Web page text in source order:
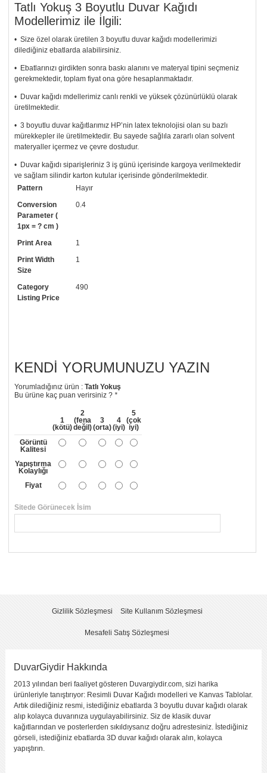
Tatlı Yokuş 3 Boyutlu Duvar Kağıdı
Modellerimiz ile İlgili:
• Size özel olarak üretilen 3 boyutlu duvar kağıdı modellerimizi
dilediğiniz ebatlarda alabilirsiniz.
• Ebatlarınızı girdikten sonra baskı alanını ve materyal tipini seçmeniz
gerekmektedir, toplam fiyat ona göre hesaplanmaktadır.
• Duvar kağıdı mdellerimiz canlı renkli ve yüksek çözünürlüklü olarak
üretilmektedir.
• 3 boyutlu duvar kağıtlarımız HP’nin latex teknolojisi olan su bazlı
mürekkepler ile üretilmektedir. Bu sayede sağlıla zararlı olan solvent
materyaller içermez ve çevre dostudur.
• Duvar kağıdı siparişleriniz 3 iş günü içerisinde kargoya verilmektedir
ve sağlam silindir karton kutular içerisinde gönderilmektedir.
• Tutkalınız, siparişiniz ile birlikte ücretsiz olarak gönderilecektir.
Uygulaması standart duvar kağıdı ile aynıdır. Siparişiniz ile birlikte
uygulama kılavuzu da gönderilecektir.
arayıp talebinizi iletebilirsiniz.
• Görselde düzenleme yaptırmak istiyorsanız yine bize telefon
numaramızdan ulaşabilirsiniz.
Pattern
Hayır
Conversion
Parameter (
1px = ? cm )
0.4
Print Area
1
Print Width
Size
1
Category
Listing Price
490
KENDI YORUMUNUZU YAZIN
Yorumladığınız ürün :Tatlı Yokuş
Bu ürüne kaç puan verirsiniz ?*
1
(kötü)
2
(fena
değil)
3
(orta)
4
(iyi)
5
(çok
iyi)
Görüntü
Kalitesi
Yapıştırma
Kolaylığı
Fiyat
Sitede Görünecek İsim
Yorumu Gönder
Gizlilik Sözleşmesi Site Kullanım Sözleşmesi
Mesafeli Satış Sözleşmesi
DuvarGiydir Hakkında
2013 yılından beri faaliyet gösteren Duvargiydir.com, sizi harika
ürünleriyle tanıştırıyor: Resimli Duvar Kağıdı modelleri ve Kanvas Tablolar.
Artık dilediğiniz resmi, istediğiniz ebatlarda 3 boyutlu duvar kağıdı olarak
alıp kolayca duvarınıza uygulayabilirsiniz. Siz de klasik duvar
kağıtlarından ve posterlerden sıkıldıysanız doğru adrestesiniz. İstediğiniz
görseli, istediğiniz ebatlarda 3D duvar kağıdı olarak alın, kolayca
yapıştırın.